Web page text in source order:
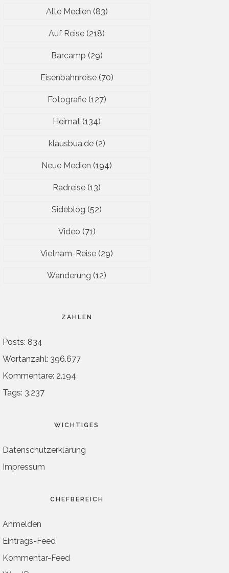
Alte Medien (83)
Auf Reise (218)
Barcamp (29)
Eisenbahnreise(70)
Fotografie(127)
Heimat (134)
klausbua.de(2)
Neue Medien (194)
Radreise (13)
Sideblog (52)
Video (71)
Vietnam-Reise (29)
Wanderung (12)
ZAHLEN
Posts: 834
Wortanzahl: 396.677
Kommentare: 2.194
Tags: 3.237
WICHTIGES
Datenschutzerklärung
Impressum
CHEFBEREICH
Anmelden
Eintrags-Feed
Kommentar-Feed